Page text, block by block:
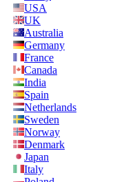
USA
UK
Australia
Germany
France
Canada
India
Spain
Netherlands
Sweden
Norway
Denmark
Japan
Italy